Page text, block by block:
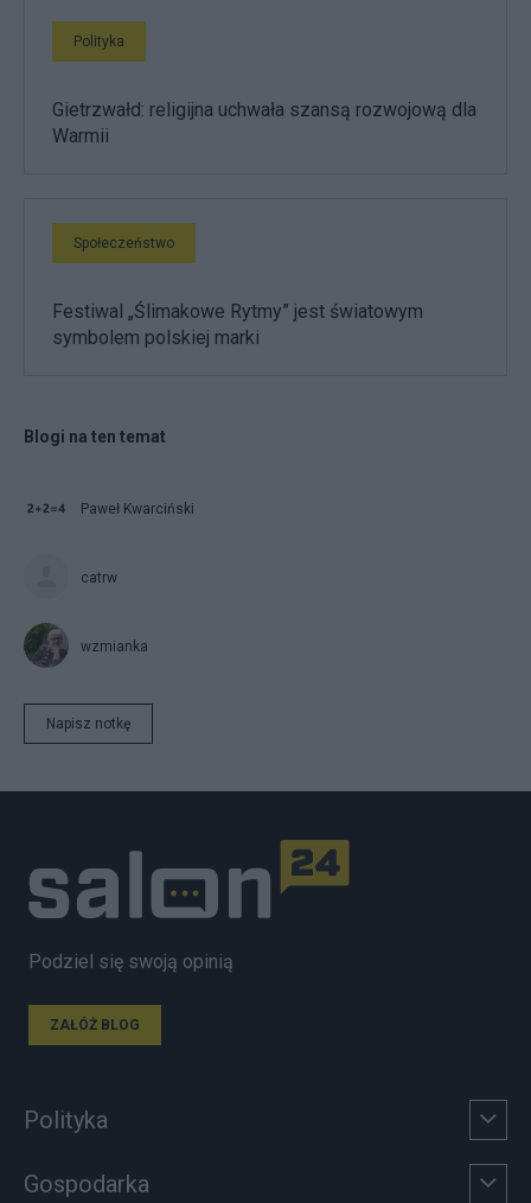
Polityka
Gietrzwałd: religijna uchwała szansą rozwojową dla
Warmii
Społeczeństwo
Festiwal „Ślimakowe Rytmy” jest światowym
symbolem polskiej marki
Blogi na ten temat
Paweł Kwarciński
catrw
wzmianka
Napisz notkę
Podziel się swoją opinią
ZAŁÓŻ BLOG
Polityka
Gospodarka